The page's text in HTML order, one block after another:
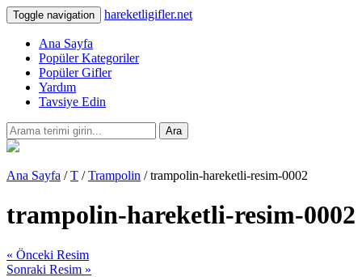
Toggle navigation hareketligifler.net
Ana Sayfa
Popüler Kategoriler
Popüler Gifler
Yardım
Tavsiye Edin
Ara
Ana Sayfa /T /Trampolin / trampolin-hareketli-resim-0002
trampolin-hareketli-resim-0002
« Önceki Resim
Sonraki Resim »